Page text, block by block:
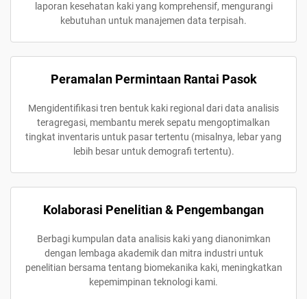
laporan kesehatan kaki yang komprehensif, mengurangi
kebutuhan untuk manajemen data terpisah.
Peramalan Permintaan Rantai Pasok
Mengidentifikasi tren bentuk kaki regional dari data analisis
teragregasi, membantu merek sepatu mengoptimalkan
tingkat inventaris untuk pasar tertentu (misalnya, lebar yang
lebih besar untuk demografi tertentu).
Kolaborasi Penelitian & Pengembangan
Berbagi kumpulan data analisis kaki yang dianonimkan
dengan lembaga akademik dan mitra industri untuk
penelitian bersama tentang biomekanika kaki, meningkatkan
kepemimpinan teknologi kami.